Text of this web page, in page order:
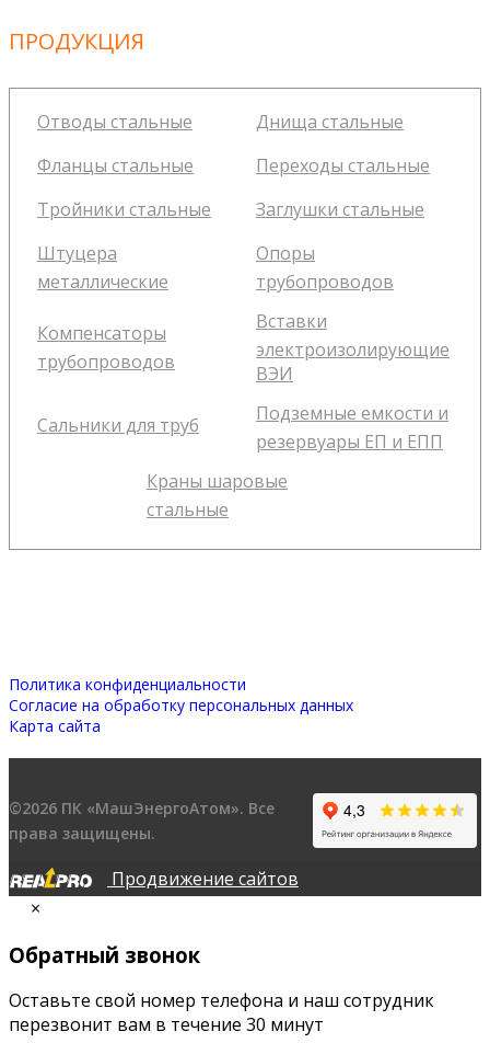
ПРОДУКЦИЯ
Отводы стальные
Днища стальные
Фланцы стальные
Переходы стальные
Тройники стальные
Заглушки стальные
Штуцера
металлические
Опоры
трубопроводов
Компенсаторы
трубопроводов
Вставки
электроизолирующие
ВЭИ
Сальники для труб
Подземные емкости и
резервуары ЕП и ЕПП
Краны шаровые
стальные
Политика конфиденциальности
Согласие на обработку персональных данных
Карта сайта
©2026 ПК «МашЭнергоАтом». Все
права защищены.
Продвижение сайтов
×
Обратный звонок
Оставьте свой номер телефона и наш сотрудник
перезвонит вам в течение 30 минут